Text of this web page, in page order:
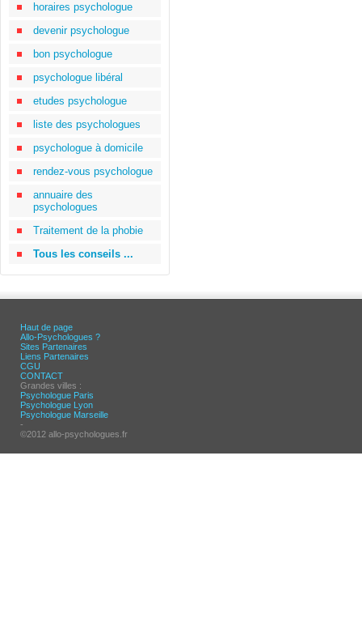
horaires psychologue
devenir psychologue
bon psychologue
psychologue libéral
etudes psychologue
liste des psychologues
psychologue à domicile
rendez-vous psychologue
annuaire des
psychologues
Traitement de la phobie
Tous les conseils ...
Haut de page
Allo-Psychologues ?
Sites Partenaires
Liens Partenaires
CGU
CONTACT
Grandes villes :
Psychologue Paris
Psychologue Lyon
Psychologue Marseille
-
©2012 allo-psychologues.fr